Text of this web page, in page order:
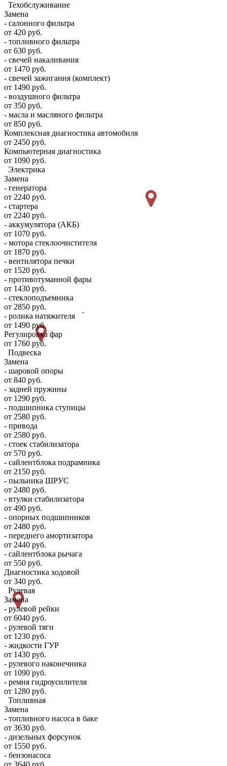
Техобслуживание
Замена
- салонного фильтра
от 420 руб.
- топливного фильтра
от 630 руб.
- свечей накаливания
от 1470 руб.
- свечей зажигания (комплект)
от 1490 руб.
- воздушного фильтра
от 350 руб.
- масла и масляного фильтра
от 850 руб.
Комплексная диагностика автомобиля
от 2450 руб.
Компьютерная диагностика
от 1090 руб.
Электрика
Замена
- генератора
от 2240 руб.
- стартера
от 2240 руб.
- аккумулятора (АКБ)
от 1070 руб.
- мотора стеклоочистителя
от 1870 руб.
- вентилятора печки
от 1520 руб.
- противотуманной фары
от 1430 руб.
- стеклоподъемника
от 2850 руб.
- ролика натяжителя
от 1490 руб.
Регулировка фар
от 1760 руб.
Подвеска
Замена
- шаровой опоры
от 840 руб.
- задней пружины
от 1290 руб.
- подшипника ступицы
от 2580 руб.
- привода
от 2580 руб.
- стоек стабилизатора
от 570 руб.
- сайлентблока подрамника
от 2150 руб.
- пыльника ШРУС
от 2480 руб.
- втулки стабилизатора
от 490 руб.
- опорных подшипников
от 2480 руб.
- переднего амортизатора
от 2440 руб.
- сайлентблока рычага
от 550 руб.
Диагностика ходовой
от 340 руб.
Рулевая
Замена
- рулевой рейки
от 6040 руб.
- рулевой тяги
от 1230 руб.
- жидкости ГУР
от 1430 руб.
- рулевого наконечника
от 1090 руб.
- ремня гидроусилителя
от 1280 руб.
Топливная
Замена
- топливного насоса в баке
от 3630 руб.
- дизельных форсунок
от 1550 руб.
- бензонасоса